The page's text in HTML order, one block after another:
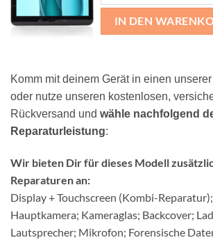
Komm mit deinem Gerät in einen
oder nutze unseren kostenlosen,
Rückversand und wähle nachfolgend
Reparaturleistung:
Wir bieten Dir für dieses Modell
Reparaturen an:
Display + Touchscreen (Kombi-
Hauptkamera; Kameraglas; Backcover;
Lautsprecher; Mikrofon; Forensische
IN DEN